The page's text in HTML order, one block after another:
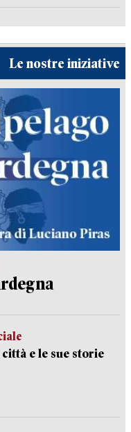
Le nostre iniziative
città e le sue storie